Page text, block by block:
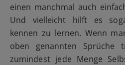
einen manchmal auch
Und vielleicht hilft es
kennen zu lernen. Wenn
oben genannten Sprüche
zumindest jede Menge